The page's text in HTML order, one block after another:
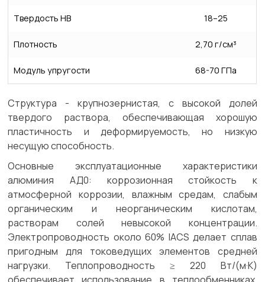
Твердость HB 18–25
Плотность 2,70 г/см³
Модуль упругости 68-70 ГПа
Структура - крупнозернистая, с высокой долей
твердого раствора, обеспечивающая хорошую
пластичность и деформируемость, но низкую
несущую способность.
Основные эксплуатационные характеристики
алюминия АД0: коррозионная стойкость к
атмосферной коррозии, влажным средам, слабым
органическим и неорганическим кислотам,
растворам солей невысокой концентрации.
Электропроводность около 60% IACS делает сплав
пригодным для токоведущих элементов средней
нагрузки. Теплопроводность ≥ 220 Вт/(м·К)